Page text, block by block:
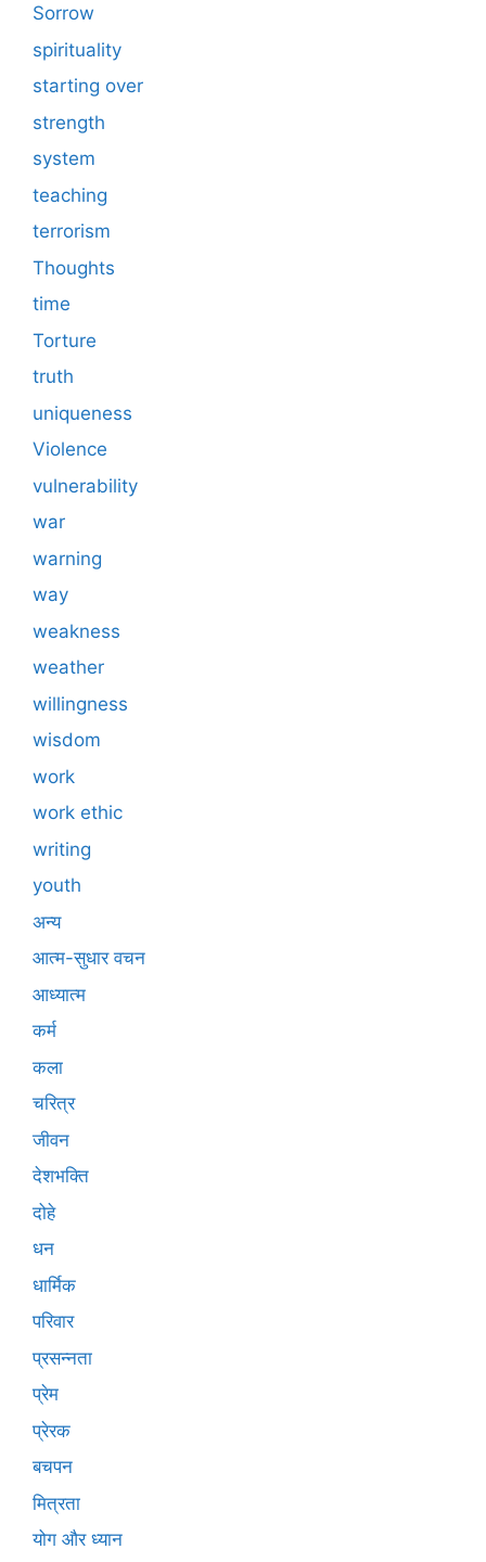
Sorrow
spirituality
starting over
strength
system
teaching
terrorism
Thoughts
time
Torture
truth
uniqueness
Violence
vulnerability
war
warning
way
weakness
weather
willingness
wisdom
work
work ethic
writing
youth
अन्य
आत्म-सुधार वचन
आध्यात्म
कर्म
कला
चरित्र
जीवन
देशभक्ति
दोहे
धन
धार्मिक
परिवार
प्रसन्नता
प्रेम
प्रेरक
बचपन
मित्रता
योग और ध्यान